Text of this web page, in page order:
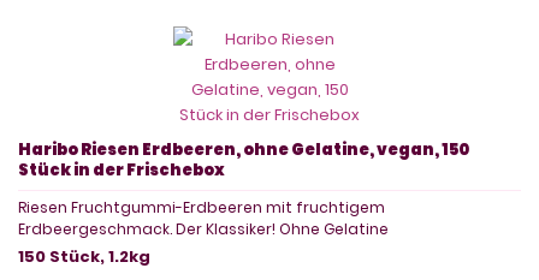
Haribo Riesen Erdbeeren, ohne Gelatine, vegan, 150
Stück in der Frischebox
Riesen Fruchtgummi-Erdbeeren mit fruchtigem
Erdbeergeschmack. Der Klassiker! Ohne Gelatine
150 Stück, 1.2kg